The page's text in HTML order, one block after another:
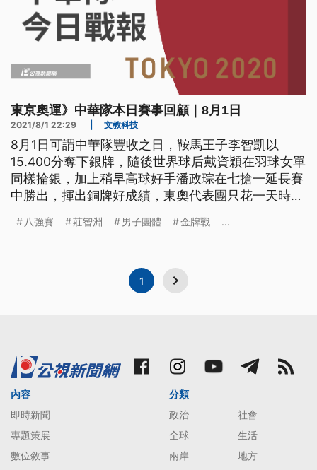
東京奧運》中華隊本日賽事回顧｜8月1日
2021/8/1 22:29 文教科技
8月1日可謂中華隊豐收之日，鞍馬王子李智凱以
15.400分奪下銀牌，隨後世界球后戴資穎在羽球女單
同樣掄銀，加上稍早高球好手潘政琮在七搶一延長賽
中勝出，揮出銅牌好成績，東奧代表團只花一天時
午八強賽中擊退塞爾維亞選手，順利搶進四強，確定
八強賽 莊智淵 男子團體 金牌戰 ...
1
內容
即時新聞
專題策展
數位敘事
分類
政治
社會
全球
生活
兩岸
地方